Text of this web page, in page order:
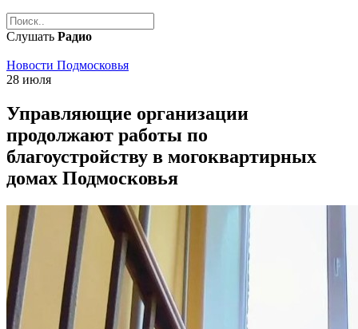
Слушать Радио
Новости Подмосковья
28 июля
Управляющие организации
продолжают работы по
благоустройству в могоквартирных
домах Подмосковья